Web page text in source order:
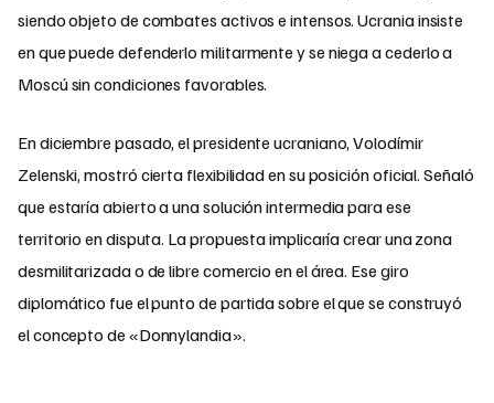
siendo objeto de combates activos e intensos. Ucrania insiste
en que puede defenderlo militarmente y se niega a cederlo a
Moscú sin condiciones favorables.
En diciembre pasado, el presidente ucraniano, Volodímir
Zelenski, mostró cierta flexibilidad en su posición oficial. Señaló
que estaría abierto a una solución intermedia para ese
territorio en disputa. La propuesta implicaría crear una zona
desmilitarizada o de libre comercio en el área. Ese giro
diplomático fue el punto de partida sobre el que se construyó
el concepto de «Donnylandia».